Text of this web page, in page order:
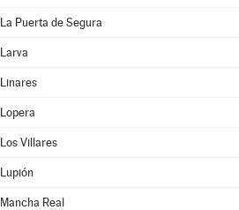
La Puerta de Segura
Larva
Linares
Lopera
Los Villares
Lupión
Mancha Real